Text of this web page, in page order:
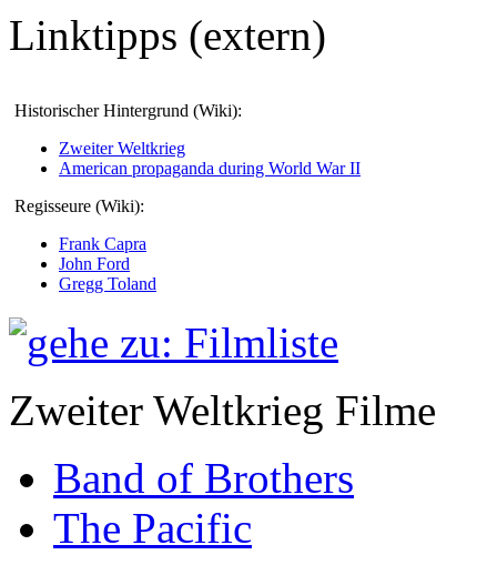
Linktipps (extern)
Historischer Hintergrund (Wiki):
Zweiter Weltkrieg
American propaganda during World War II
Regisseure (Wiki):
Frank Capra
John Ford
Gregg Toland
Zweiter Weltkrieg Filme
Band of Brothers
The Pacific